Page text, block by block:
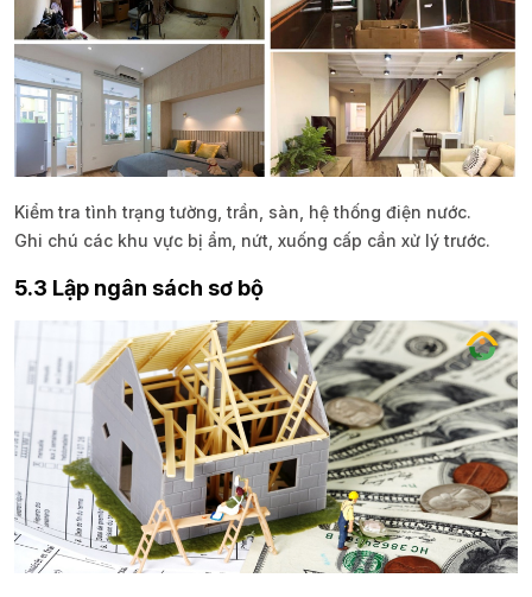
Kiểm tra tình trạng tường, trần, sàn, hệ thống điện nước.
Ghi chú các khu vực bị ẩm, nứt, xuống cấp cần xử lý trước.
5.3 Lập ngân sách sơ bộ